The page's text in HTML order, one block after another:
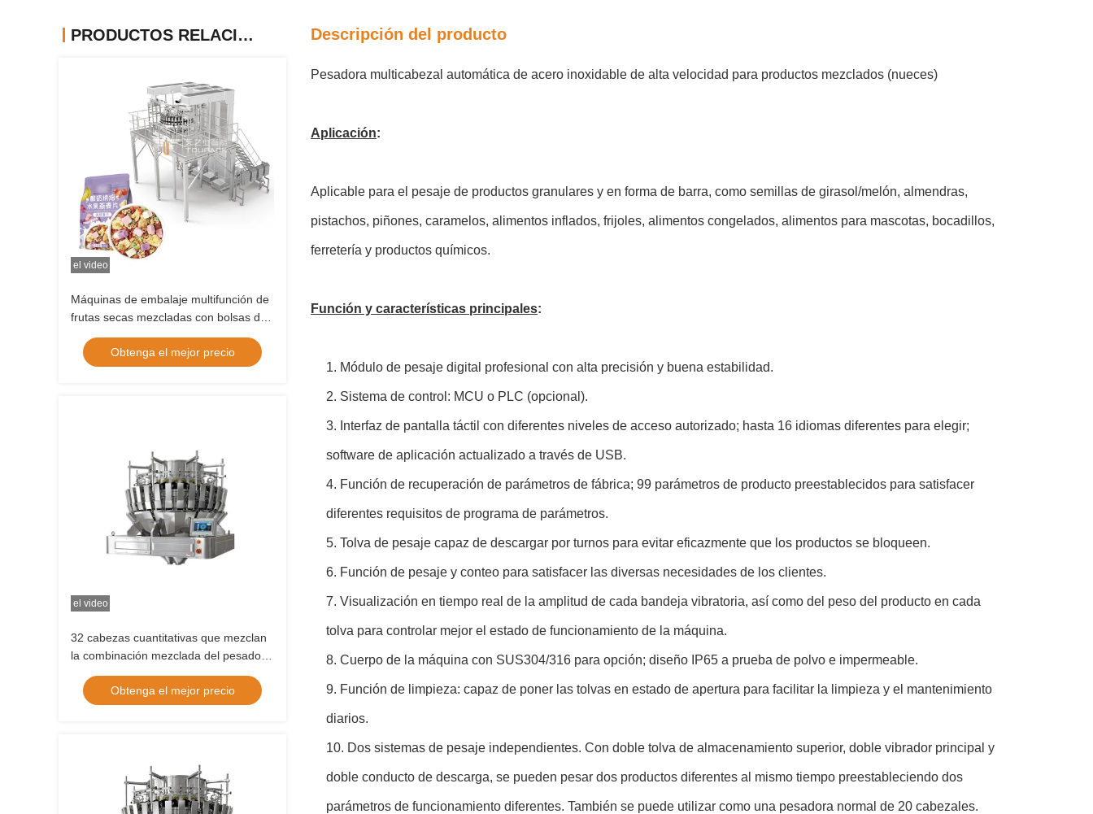
PRODUCTOS RELACIONADOS
el video
Máquinas de embalaje multifunción de
frutas secas mezcladas con bolsas de
sellado térmico
Obtenga el mejor precio
el video
32 cabezas cuantitativas que mezclan
la combinación mezclada del pesador
de Multihead de los productos que
empaqueta para las nueces
Obtenga el mejor precio
Descripción del producto
Pesadora multicabezal automática de acero inoxidable de alta velocidad para productos mezclados (nueces)
Aplicación:
Aplicable para el pesaje de productos granulares y en forma de barra, como semillas de girasol/melón, almendras,
pistachos, piñones, caramelos, alimentos inflados, frijoles, alimentos congelados, alimentos para mascotas, bocadillos,
ferretería y productos químicos.
Función y características principales:
1. Módulo de pesaje digital profesional con alta precisión y buena estabilidad.
2. Sistema de control: MCU o PLC (opcional).
3. Interfaz de pantalla táctil con diferentes niveles de acceso autorizado; hasta 16 idiomas diferentes para elegir;
software de aplicación actualizado a través de USB.
4. Función de recuperación de parámetros de fábrica; 99 parámetros de producto preestablecidos para satisfacer
diferentes requisitos de programa de parámetros.
5. Tolva de pesaje capaz de descargar por turnos para evitar eficazmente que los productos se bloqueen.
6. Función de pesaje y conteo para satisfacer las diversas necesidades de los clientes.
7. Visualización en tiempo real de la amplitud de cada bandeja vibratoria, así como del peso del producto en cada
tolva para controlar mejor el estado de funcionamiento de la máquina.
8. Cuerpo de la máquina con SUS304/316 para opción; diseño IP65 a prueba de polvo e impermeable.
9. Función de limpieza: capaz de poner las tolvas en estado de apertura para facilitar la limpieza y el mantenimiento
diarios.
10. Dos sistemas de pesaje independientes. Con doble tolva de almacenamiento superior, doble vibrador principal y
doble conducto de descarga, se pueden pesar dos productos diferentes al mismo tiempo preestableciendo dos
parámetros de funcionamiento diferentes. También se puede utilizar como una pesadora normal de 20 cabezales.